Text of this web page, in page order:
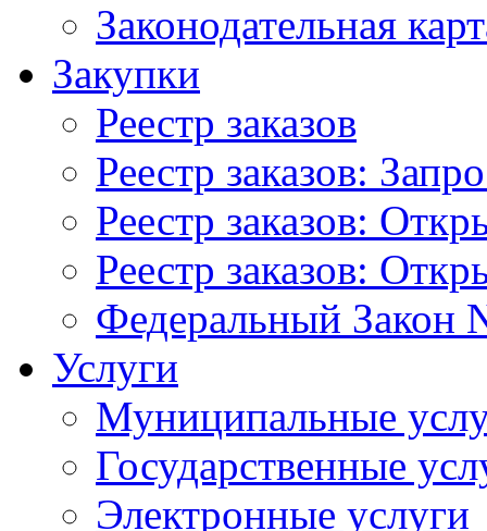
Законодательная
Закупки
Реестр заказов
Реестр заказов:
Реестр заказов:
Реестр заказов:
Федеральный Закон
Услуги
Муниципальные
Государственные
Электронные услуги